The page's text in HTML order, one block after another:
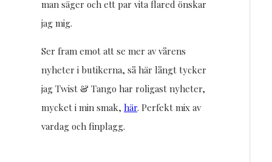
man säger och ett par vita flared önskar
jag mig.
Ser fram emot att se mer av vårens
nyheter i butikerna, så här långt tycker
jag Twist & Tango har roligast nyheter,
mycket i min smak, här. Perfekt mix av
vardag och finplagg.